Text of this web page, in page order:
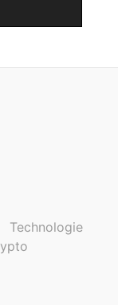
Technologie